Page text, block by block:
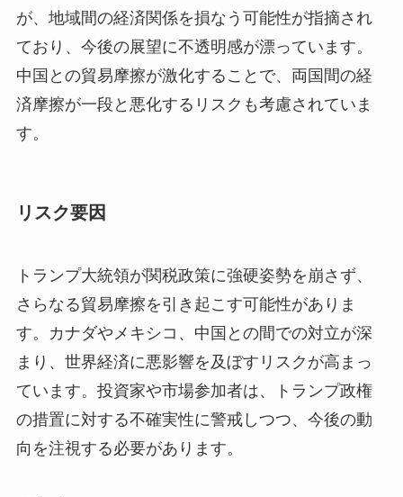
が、地域間の経済関係を損なう可能性が指摘され
ており、今後の展望に不透明感が漂っています。
中国との貿易摩擦が激化することで、両国間の経
済摩擦が一段と悪化するリスクも考慮されていま
す。
リスク要因
トランプ大統領が関税政策に強硬姿勢を崩さず、
さらなる貿易摩擦を引き起こす可能性がありま
す。カナダやメキシコ、中国との間での対立が深
まり、世界経済に悪影響を及ぼすリスクが高まっ
ています。投資家や市場参加者は、トランプ政権
の措置に対する不確実性に警戒しつつ、今後の動
向を注視する必要があります。